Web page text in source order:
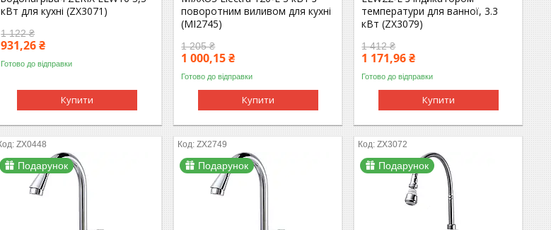
кВт для кухні (ZX3071)
1 122 ₴
931,26 ₴
Готово до відправки
Купити
поворотним виливом для кухні
(MI2745)
1 205 ₴
1 000,15 ₴
Готово до відправки
Купити
температури для ванної, 3.3
кВт (ZX3079)
1 412 ₴
1 171,96 ₴
Готово до відправки
Купити
ZX0448
Подарунок
ZX2749
Подарунок
ZX3072
Подарунок